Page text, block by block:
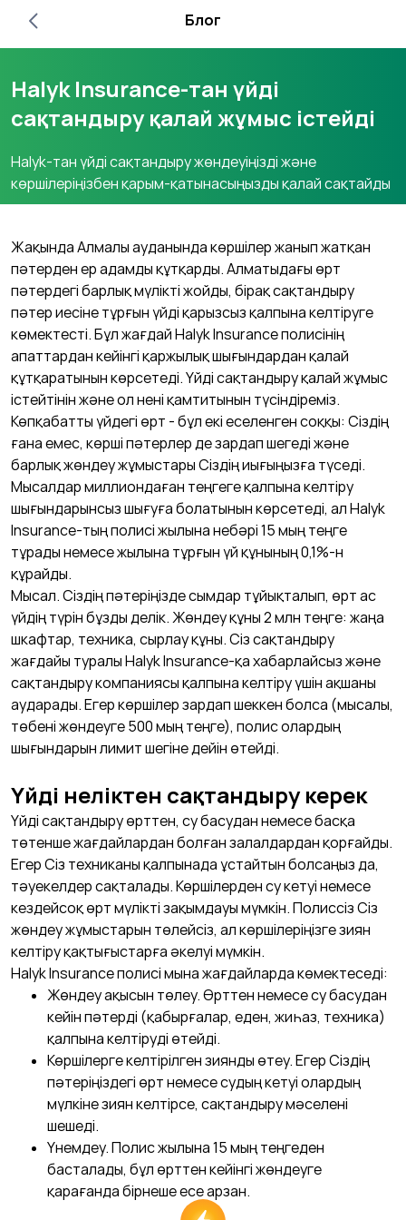
Блог
Halyk Insurance-тан үйді
сақтандыру қалай жұмыс істейді
Halyk-тан үйді сақтандыру жөндеуіңізді және
көршілеріңізбен қарым-қатынасыңызды қалай сақтайды
Жақында Алмалы ауданында көршілер жанып жатқан
пәтерден ер адамды құтқарды. Алматыдағы өрт
пәтердегі барлық мүлікті жойды, бірақ сақтандыру
пәтер иесіне тұрғын үйді қарызсыз қалпына келтіруге
көмектесті. Бұл жағдай Halyk Insurance полисінің
апаттардан кейінгі қаржылық шығындардан қалай
құтқаратынын көрсетеді. Үйді сақтандыру қалай жұмыс
істейтінін және ол нені қамтитынын түсіндіреміз.
Көпқабатты үйдегі өрт - бұл екі еселенген соққы: Сіздің
ғана емес, көрші пәтерлер де зардап шегеді және
барлық жөндеу жұмыстары Сіздің иығыңызға түседі.
Мысалдар миллиондаған теңгеге қалпына келтіру
шығындарынсыз шығуға болатынын көрсетеді, ал Halyk
Insurance-тың полисі жылына небәрі 15 мың теңге
тұрады немесе жылына тұрғын үй құнының 0,1%-н
құрайды.
Мысал. Сіздің пәтеріңізде сымдар тұйықталып, өрт ас
үйдің түрін бұзды делік. Жөндеу құны 2 млн теңге: жаңа
шкафтар, техника, сырлау құны. Сіз сақтандыру
жағдайы туралы Halyk Insurance-қа хабарлайсыз және
сақтандыру компаниясы қалпына келтіру үшін ақшаны
аударады. Егер көршілер зардап шеккен болса (мысалы,
төбені жөндеуге 500 мың теңге), полис олардың
шығындарын лимит шегіне дейін өтейді.
Үйді неліктен сақтандыру керек
Үйді сақтандыру өрттен, су басудан немесе басқа
төтенше жағдайлардан болған залалдардан қорғайды.
Егер Сіз техниканы қалпынада ұстайтын болсаңыз да,
тәуекелдер сақталады. Көршілерден су кетуі немесе
кездейсоқ өрт мүлікті зақымдауы мүмкін. Полиссіз Сіз
жөндеу жұмыстарын төлейсіз, ал көршілеріңізге зиян
келтіру қақтығыстарға әкелуі мүмкін.
Halyk Insurance полисі мына жағдайларда көмектеседі:
Жөндеу ақысын төлеу. Өрттен немесе су басудан
кейін пәтерді (қабырғалар, еден, жиһаз, техника)
қалпына келтіруді өтейді.
Көршілерге келтірілген зиянды өтеу. Егер Сіздің
пәтеріңіздегі өрт немесе судың кетуі олардың
мүлкіне зиян келтірсе, сақтандыру мәселені
шешеді.
Үнемдеу. Полис жылына 15 мың теңгеден
басталады, бұл өрттен кейінгі жөндеуге
қарағанда бірнеше есе арзан.